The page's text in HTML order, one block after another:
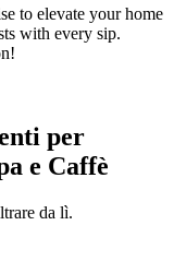
to elevate your home
with every sip.
per
e Caffè
da lì.